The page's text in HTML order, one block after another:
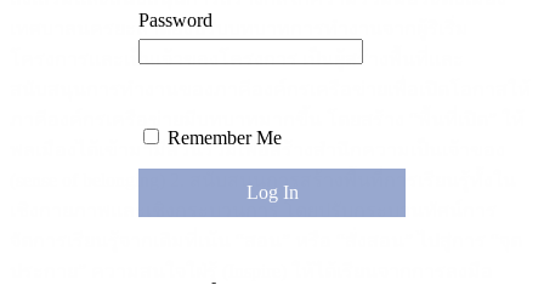
เทศบาลนครยะลาต้องปรับบทบาทการทำงานจากผู้ริเริ่ม
โครงการและเป็นเจ้าของโครงการ เป็นผู้สร้างพื้นที่และ
พลเมืองได้เข้ามามีส่วนร่วมเพื่อสร้างสำนึกความเป็นเจ้าของ
Password
Remember Me